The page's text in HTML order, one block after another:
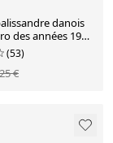
danois
des années 1960
(53)
€